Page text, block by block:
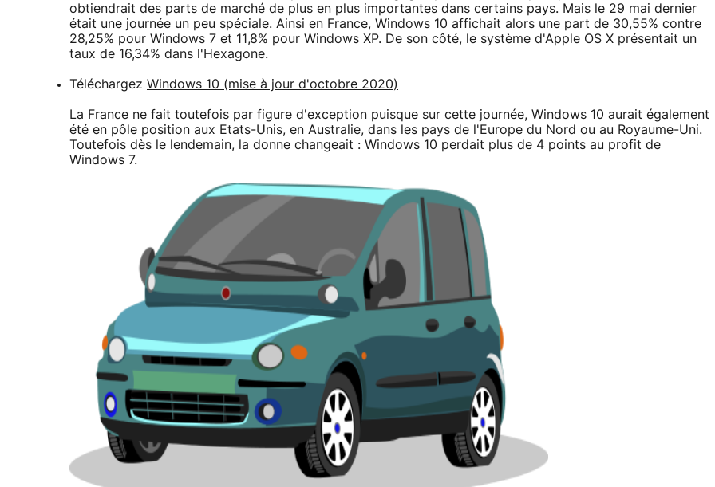
obtiendrait des parts de marché de plus en plus importantes dans certains pays. Mais le 29 mai dernier
était une journée un peu spéciale. Ainsi en France, Windows 10 affichait alors une part de 30,55% contre
28,25% pour Windows 7 et 11,8% pour Windows XP. De son côté, le système d'Apple OS X présentait un
taux de 16,34% dans l'Hexagone.
Téléchargez Windows 10 (mise à jour d'octobre 2020)
La France ne fait toutefois par figure d'exception puisque sur cette journée, Windows 10 aurait également
été en pôle position aux Etats-Unis, en Australie, dans les pays de l'Europe du Nord ou au Royaume-Uni.
Toutefois dès le lendemain, la donne changeait : Windows 10 perdait plus de 4 points au profit de
Windows 7.